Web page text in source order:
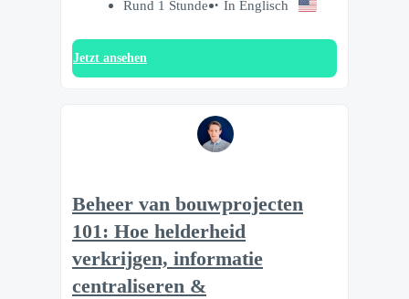
Rund 1 Stunde In Englisch
Jetzt ansehen
Beheer van bouwprojecten
101: Hoe helderheid
verkrijgen, informatie
centraliseren &